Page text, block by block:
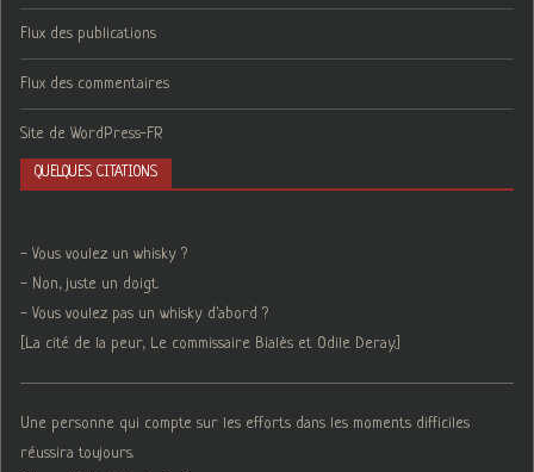
Flux des publications
Flux des commentaires
Site de WordPress-FR
QUELQUES CITATIONS
- Vous voulez un whisky ?
- Non, juste un doigt.
- Vous voulez pas un whisky d'abord ?
[La cité de la peur, Le commissaire Bialès et Odile Deray.]
Une personne qui compte sur les efforts dans les moments difficiles
réussira toujours.